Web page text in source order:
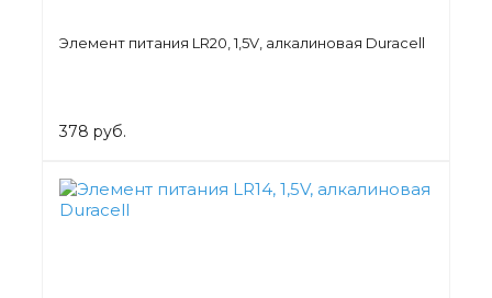
Элемент питания LR20, 1,5V, алкалиновая Duracell
378 руб.